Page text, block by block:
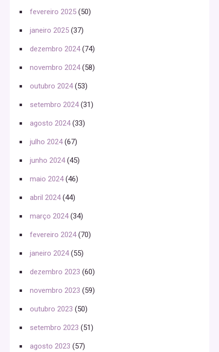
fevereiro 2025 (50)
janeiro 2025 (37)
dezembro 2024(74)
novembro 2024(58)
outubro 2024(53)
setembro 2024(31)
agosto 2024(33)
julho 2024(67)
junho 2024(45)
maio 2024(46)
abril 2024(44)
março 2024(34)
fevereiro 2024(70)
janeiro 2024(55)
dezembro 2023 (60)
novembro 2023 (59)
outubro 2023 (50)
setembro 2023 (51)
agosto 2023 (57)